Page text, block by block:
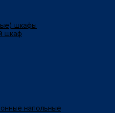
шкафы
шкаф
напольные